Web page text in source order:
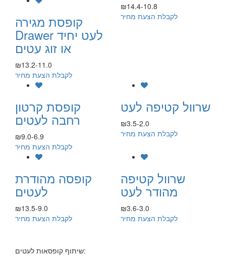
₪14.4-10.8
לקבלת הצעת מחיר
קופסת מגירה
Drawer לעט יחיד
או זוג עטים
₪13.2-11.0
לקבלת הצעת מחיר
שרוול קטיפה לעט
₪3.5-2.0
לקבלת הצעת מחיר
קופסת קרטון
רחבה לעטים
₪9.0-6.9
לקבלת הצעת מחיר
שרוול קטיפה
מהודר לעט
₪3.6-3.0
לקבלת הצעת מחיר
קופסה מהודרת
לעטים
₪13.5-9.0
לקבלת הצעת מחיר
שיתוף קופסאות לעטים: